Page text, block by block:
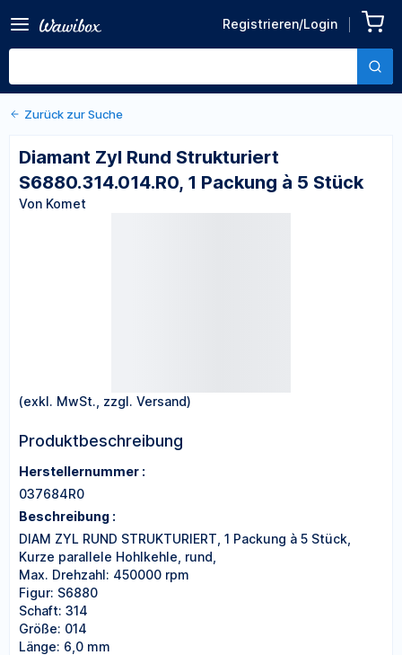
Registrieren/Login
Strukturiert
S6880.314.014.R0, 1
Von Komet
Zurück zu den Produktdetails
Zurück zur Suche
Diamant Zyl Rund Strukturiert
S6880.314.014.R0, 1 Packung à 5 Stück
Von Komet
(exkl. MwSt., zzgl. Versand)
Produktbeschreibung
Herstellernummer :
037684R0
Beschreibung :
DIAM ZYL RUND STRUKTURIERT, 1 Packung à 5 Stück,
Kurze parallele Hohlkehle, rund,
Max. Drehzahl: 450000 rpm
Figur: S6880
Schaft: 314
Größe: 014
Länge: 6,0 mm